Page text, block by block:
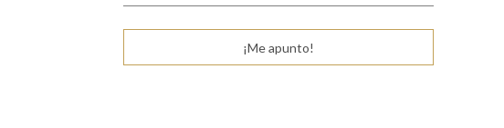
¡Me apunto!